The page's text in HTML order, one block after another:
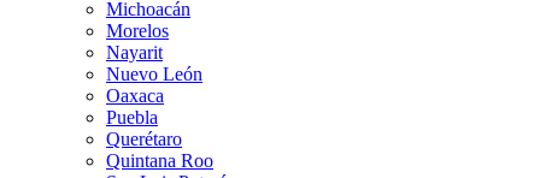
Michoacán
Morelos
Nayarit
Nuevo León
Oaxaca
Puebla
Querétaro
Quintana Roo